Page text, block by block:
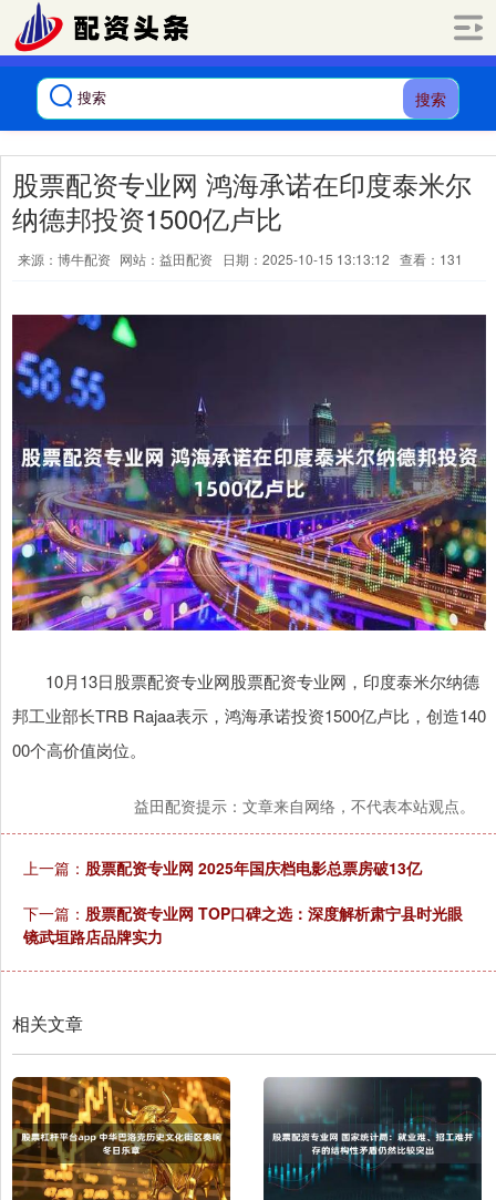
搜索
股票配资专业网 鸿海承诺在印度泰米尔
纳德邦投资1500亿卢比
来源：博牛配资 网站：益田配资 日期：2025-10-15 13:13:12 查看：131
10月13日股票配资专业网股票配资专业网，印度泰米尔纳德
邦工业部长TRB Rajaa表示，鸿海承诺投资1500亿卢比，创造140
00个高价值岗位。
益田配资提示：文章来自网络，不代表本站观点。
上一篇： 股票配资专业网 2025年国庆档电影总票房破13亿
下一篇： 股票配资专业网 TOP口碑之选：深度解析肃宁县时光眼
镜武垣路店品牌实力
相关文章